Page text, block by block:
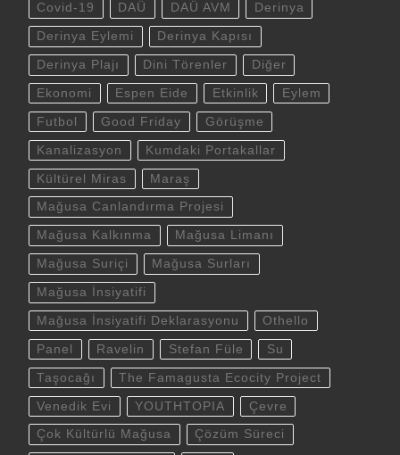
Covid-19 DAÜ DAÜ AVM Derinya
Derinya Eylemi Derinya Kapısı
Derinya Plajı Dini Törenler Diğer
Ekonomi Espen Eide Etkinlik Eylem
Futbol Good Friday Görüşme
Kanalizasyon Kumdaki Portakallar
Kültürel Miras Maraş
Mağusa Canlandırma Projesi
Mağusa Kalkınma Mağusa Limanı
Mağusa Suriçi Mağusa Surları
Mağusa İnsiyatifi
Mağusa İnsiyatifi Deklarasyonu Othello
Panel Ravelin Stefan Füle Su
Taşocağı The Famagusta Ecocity Project
Venedik Evi YOUTHTOPIA Çevre
Çok Kültürlü Mağusa Çözüm Süreci